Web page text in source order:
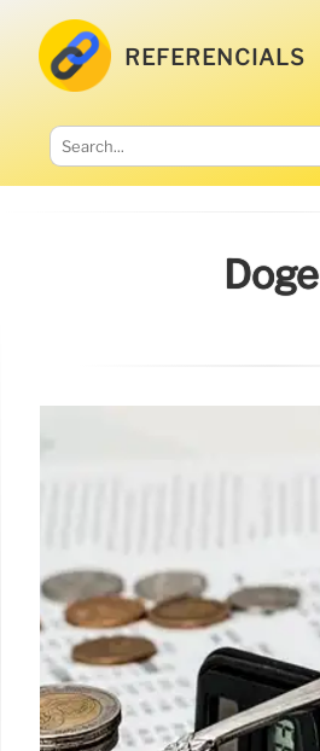
REFERENCIALS
Doge